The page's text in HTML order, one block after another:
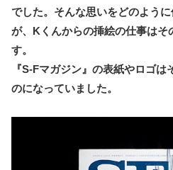
でした。そんな思いをどのよう
が、Kくんからの挿絵の仕事はそ
す。
『S-Fマガジン』の表紙やロゴ
のになっていました。